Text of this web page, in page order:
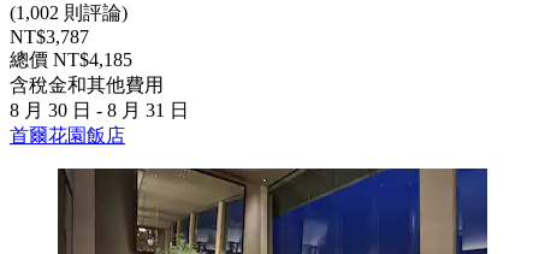
(1,002 則評論)
NT$3,787
總價 NT$4,185
含稅金和其他費用
8 月 30 日 - 8 月 31 日
首爾花園飯店